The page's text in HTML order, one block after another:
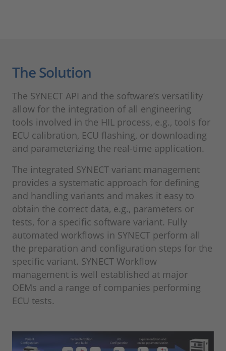
The Solution
The SYNECT API and the software’s versatility
allow for the integration of all engineering
tools involved in the HIL process, e.g., tools for
ECU calibration, ECU flashing, or downloading
and parameterizing the real-time application.
The integrated SYNECT variant management
provides a systematic approach for defining
and handling variants and makes it easy to
obtain the correct data, e.g., parameters or
tests, for a specific software variant. Fully
automated workflows in SYNECT perform all
the preparation and configuration steps for the
specific variant. SYNECT Workflow
management is well established at major
OEMs and a range of companies performing
ECU tests.